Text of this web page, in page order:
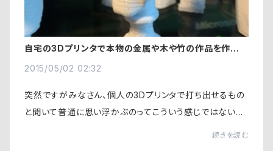
自宅の3Dプリンタで本物の金属や木や竹の作品を作りま
2015/05/02 02:32
突然ですがみなさん、個人の3Dプリンタで打ち出せるもの
と聞いて普通に思い浮かぶのってこういう感じではないで
続きを読む